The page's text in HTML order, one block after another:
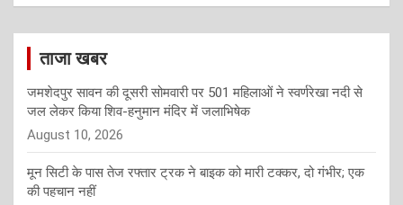
ताजा खबर
जमशेदपुर सावन की दूसरी सोमवारी पर 501 महिलाओं ने स्वर्णरेखा नदी से
जल लेकर किया शिव-हनुमान मंदिर में जलाभिषेक
August 10, 2026
मून सिटी के पास तेज रफ्तार ट्रक ने बाइक को मारी टक्कर, दो गंभीर; एक
की पहचान नहीं